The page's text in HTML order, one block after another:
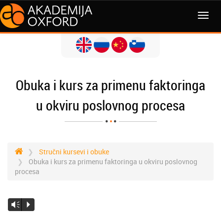
Obuka i kurs za primenu faktoringa
u okviru poslovnog procesa
Stručni kursevi i obuke
Obuka i kurs za primenu faktoringa u okviru poslovnog
procesa
Vm
P